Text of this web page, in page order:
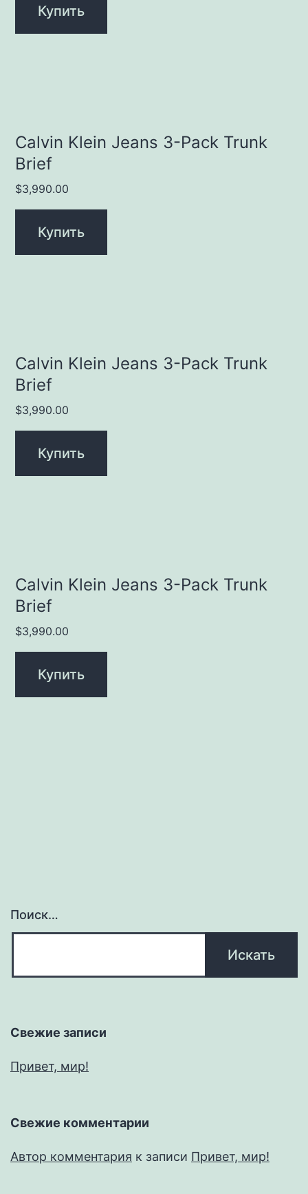
Купить
Calvin Klein Jeans 3-Pack Trunk
Brief
$3,990.00
Купить
Calvin Klein Jeans 3-Pack Trunk
Brief
$3,990.00
Купить
Calvin Klein Jeans 3-Pack Trunk
Brief
$3,990.00
Купить
Поиск…
Свежие записи
Привет, мир!
Свежие комментарии
Автор комментария к записи Привет, мир!